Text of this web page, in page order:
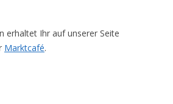
erhaltet Ihr auf unserer Seite
Marktcafé.